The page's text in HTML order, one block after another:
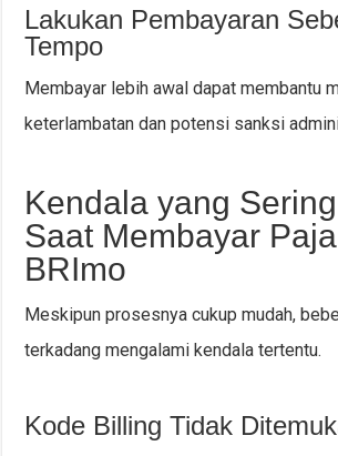
Lakukan Pembayaran
Tempo
Membayar lebih awal dapat membantu
keterlambatan dan potensi sanksi
Kendala yang
Saat Membayar
BRImo
Meskipun prosesnya cukup mudah,
terkadang mengalami kendala tertentu.
Kode Billing Tidak